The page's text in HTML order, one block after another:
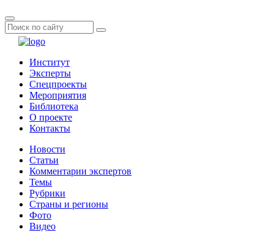
Институт
Эксперты
Спецпроекты
Мероприятия
Библиотека
О проекте
Контакты
Новости
Статьи
Комментарии экспертов
Темы
Рубрики
Страны и регионы
Фото
Видео